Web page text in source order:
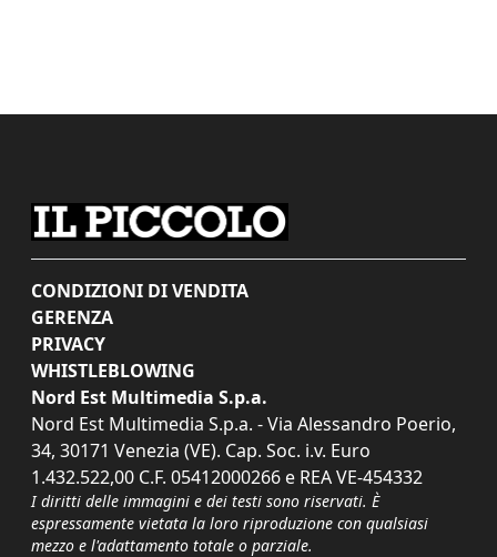
CONDIZIONI DI VENDITA
GERENZA
PRIVACY
WHISTLEBLOWING
Nord Est Multimedia S.p.a.
Nord Est Multimedia S.p.a. - Via Alessandro Poerio,
34, 30171 Venezia (VE). Cap. Soc. i.v. Euro
1.432.522,00 C.F. 05412000266 e REA VE-454332
I diritti delle immagini e dei testi sono riservati. È
espressamente vietata la loro riproduzione con qualsiasi
mezzo e l'adattamento totale o parziale.